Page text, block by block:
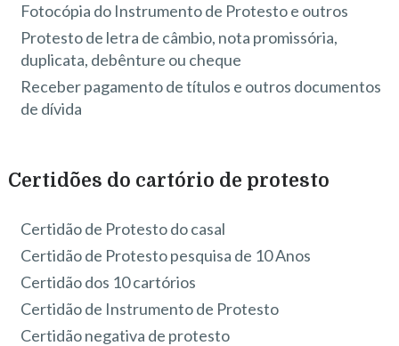
Fotocópia do Instrumento de Protesto e outros
Protesto de letra de câmbio, nota promissória,
duplicata, debênture ou cheque
Receber pagamento de títulos e outros documentos
de dívida
Certidões do cartório de protesto
Certidão de Protesto do casal
Certidão de Protesto pesquisa de 10 Anos
Certidão dos 10 cartórios
Certidão de Instrumento de Protesto
Certidão negativa de protesto